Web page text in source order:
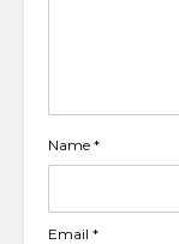
Name *
Email *